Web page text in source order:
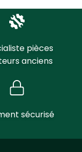
pièces
anciens
sécurisé